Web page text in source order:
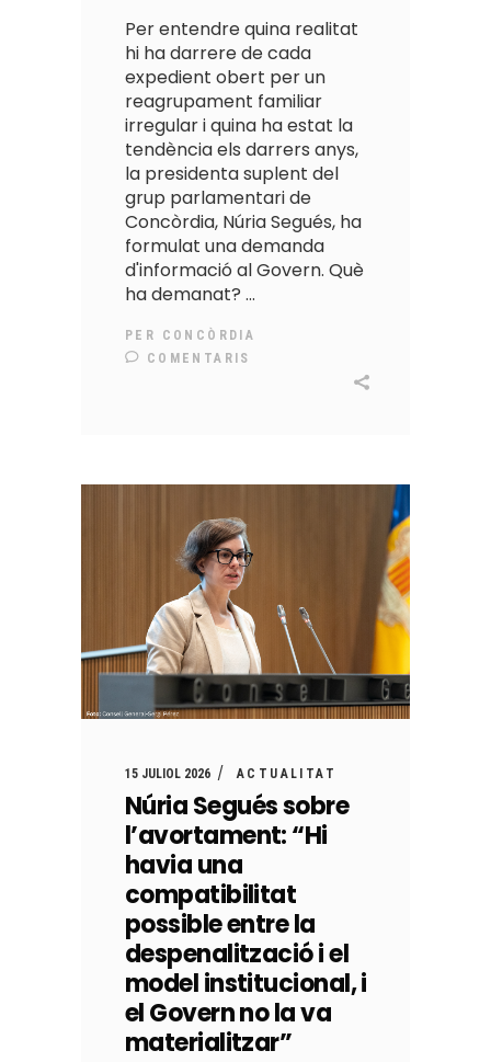
Per entendre quina realitat
hi ha darrere de cada
expedient obert per un
reagrupament familiar
irregular i quina ha estat la
tendència els darrers anys,
la presidenta suplent del
grup parlamentari de
Concòrdia, Núria Segués, ha
formulat una demanda
d'informació al Govern. Què
ha demanat?
PER CONCÒRDIA
COMENTARIS
15 JULIOL 2026 ACTUALITAT
Núria Segués sobre
l’avortament: “Hi
havia una
compatibilitat
possible entre la
despenalització i el
model institucional, i
el Govern no la va
materialitzar”